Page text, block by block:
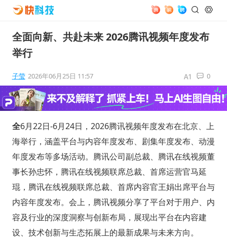
全面向新、共赴未来 2026腾讯视频年度发布
举行
子莹 2026年06月25日 11:57 0
全6月22日-6月24日，2026腾讯视频年度发布在北京、上
海举行，涵盖平台与内容年度发布、剧集年度发布、动漫
年度发布等多场活动。腾讯公司副总裁、腾讯在线视频董
事长孙忠怀，腾讯在线视频联席总裁、首席运营官马延
琨，腾讯在线视频联席总裁、首席内容官王娟出席平台与
内容年度发布。会上，腾讯视频分享了平台对于用户、内
容及行业的深度洞察与创新布局，展现出平台在内容建
设、技术创新与生态拓展上的最新成果与未来方向。